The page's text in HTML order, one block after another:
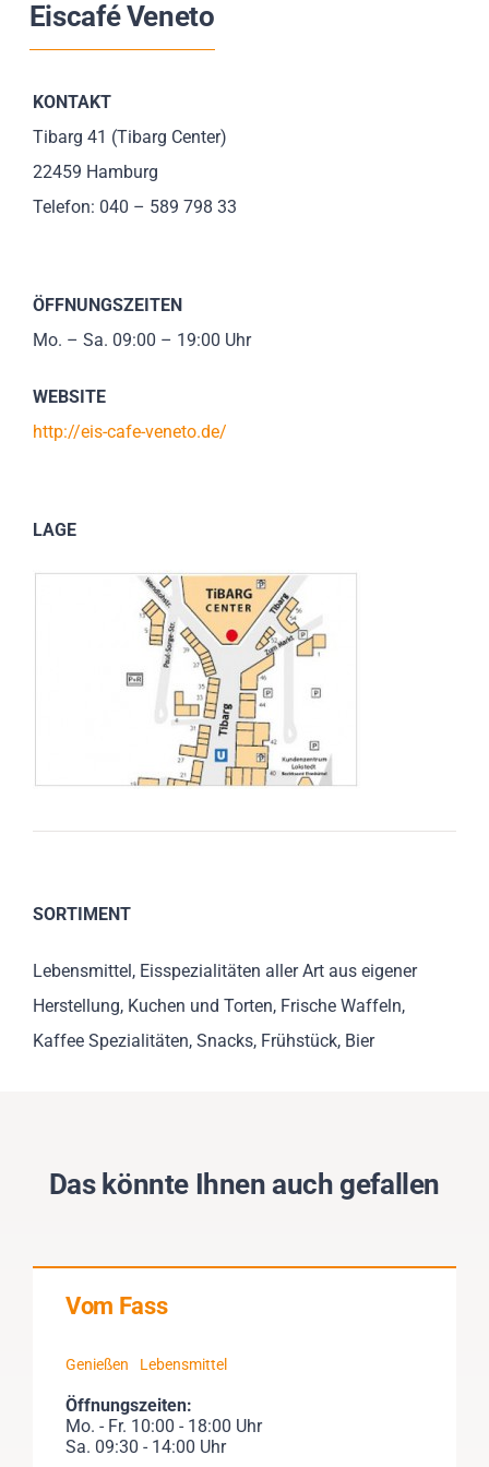
Impressionen
SUCHE
NACH:
Eiscafé Veneto
KONTAKT
Tibarg 41 (Tibarg Center)
22459 Hamburg
Telefon: 040 – 589 798 33
ÖFFNUNGSZEITEN
Mo. – Sa. 09:00 – 19:00 Uhr
WEBSITE
http://eis-cafe-veneto.de/
LAGE
SORTIMENT
Lebensmittel, Eisspezialitäten aller Art aus eigener
Herstellung, Kuchen und Torten, Frische Waffeln,
Kaffee Spezialitäten, Snacks, Frühstück, Bier
Das könnte Ihnen auch gefallen
Vom Fass
Genießen Lebensmittel
Öffnungszeiten:
Mo. - Fr. 10:00 - 18:00 Uhr
Sa. 09:30 - 14:00 Uhr